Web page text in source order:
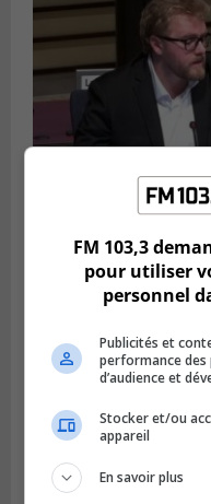
LONGUEUIL
Publié le 4 août 2026 à
Longueuil
FM 103,3
pour utiliser
personnel
Publicités et
performance des
d’audience et
Stocker et/ou
appareil
En savoir plus